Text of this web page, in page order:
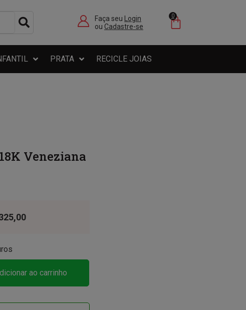
Faça seu Login
ou Cadastre-se
0
PRATA RECICLE JOIAS
Veneziana
ao carrinho